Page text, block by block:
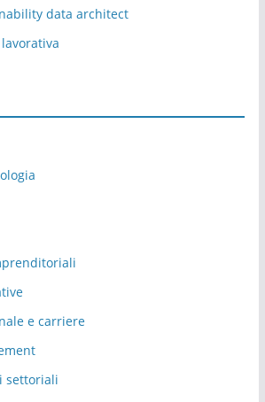
data architect
lavorativa
e carriere
settoriali